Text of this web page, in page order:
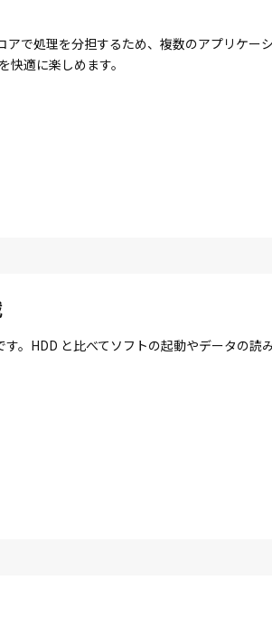
で処理を分担するため、複数のアプリケー
適に楽しめます。
す。HDD と比べてソフトの起動やデータの